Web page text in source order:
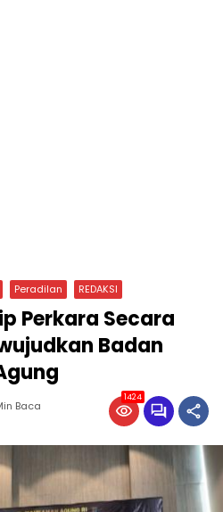
Peradilan REDAKSI
Perkara Secara
Badan
Baca
1424